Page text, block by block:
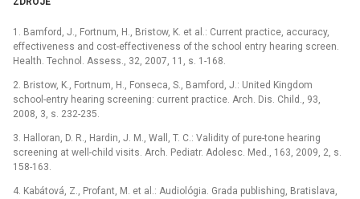
1. Bamford, J., Fortnum, H., Bristow, K. et al.: Current practice, accuracy,
effectiveness and cost-effectiveness of the school entry hearing screen.
Health. Technol. Assess., 32, 2007, 11, s. 1-168.
2. Bristow, K., Fortnum, H., Fonseca, S., Bamford, J.: United Kingdom
school-entry hearing screening: current practice. Arch. Dis. Child., 93,
2008, 3, s. 232-235.
3. Halloran, D. R., Hardin, J. M., Wall, T. C.: Validity of pure-tone hearing
screening at well-child visits. Arch. Pediatr. Adolesc. Med., 163, 2009, 2, s.
158-163.
4. Kabátová, Z., Profant, M. et al.: Audiológia. Grada publishing, Bratislava,